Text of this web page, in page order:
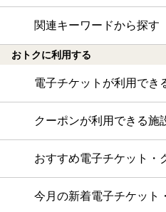
関連キーワードから探す
おトクに利用する
電子チケットが利用でき
クーポンが利用できる施
おすすめ電子チケット・
今月の新着電子チケット